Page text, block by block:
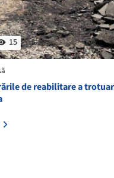
15
de reabilitare a